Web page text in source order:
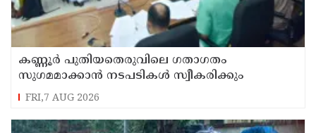
കണ്ണൂർ പുതിയതെരുവിലെ ഗതാഗതം
സുഗമമാക്കാന്‍ നടപടികള്‍ സ്വീകരിക്കും
FRI,7 AUG 2026